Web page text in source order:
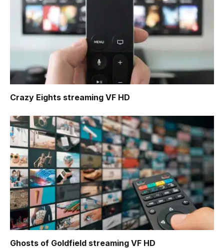
Crazy Eights streaming VF HD
Ghosts of Goldfield streaming VF HD